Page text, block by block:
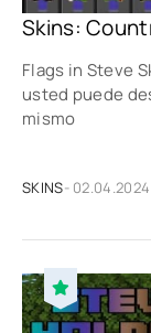
Skins:
Flags in Steve
usted puede
mismo
SKINS- 02.04.2024